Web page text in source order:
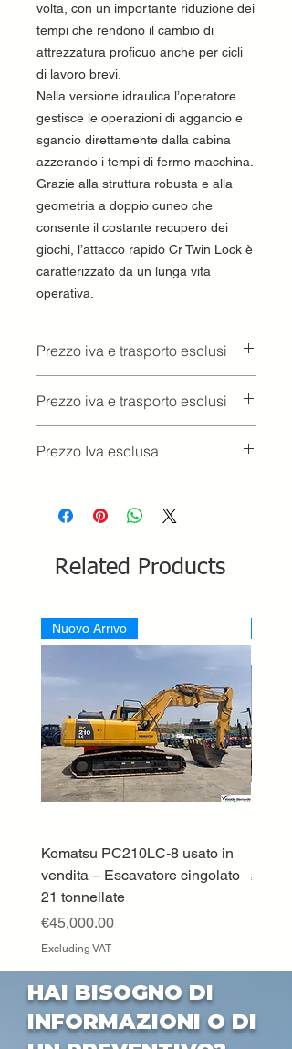
volta, con un importante riduzione dei
tempi che rendono il cambio di
attrezzatura proficuo anche per cicli
di lavoro brevi.
Nella versione idraulica l’operatore
gestisce le operazioni di aggancio e
sgancio direttamente dalla cabina
azzerando i tempi di fermo macchina.
Grazie alla struttura robusta e alla
geometria a doppio cuneo che
consente il costante recupero dei
giochi, l’attacco rapido Cr Twin Lock è
caratterizzato da un lunga vita
operativa.
Prezzo iva e trasporto esclusi
Prezzo iva e trasporto esclusi
Prezzo Iva esclusa
Related Products
Nuovo Arrivo
Komatsu PC210LC-8 usato in
vendita – Escavatore cingolato
21 tonnellate
Price
€45,000.00
Excluding VAT
Price
HAI BISOGNO DI
INFORMAZIONI O DI